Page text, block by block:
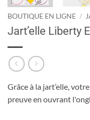
BOUTIQUE EN LIGNE /
Jart’elle Liberty
Grâce à la jart’elle,
preuve en ouvrant